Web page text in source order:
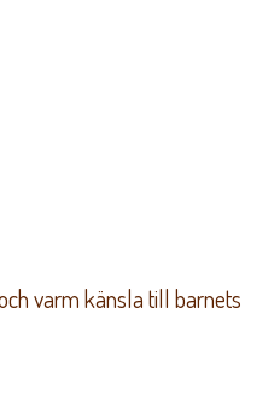
varm känsla till barnets